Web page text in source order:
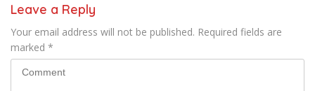
Leave a Reply
Your email address will not be published. Required fields are
marked *